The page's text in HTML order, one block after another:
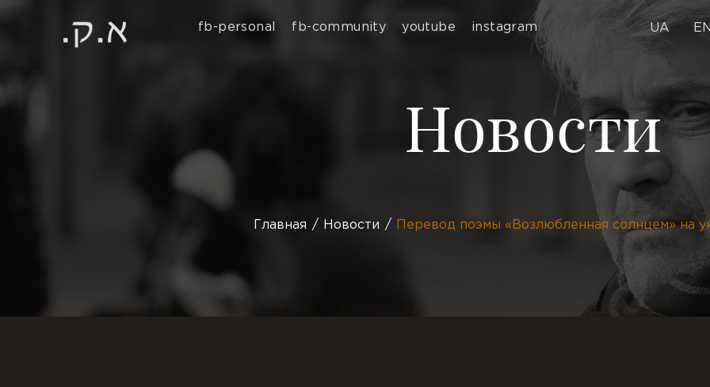
fb-personal fb-community youtube instagram UA EN
Новости
Главная Новости Перевод поэмы «Возлюбленная солнцем» на